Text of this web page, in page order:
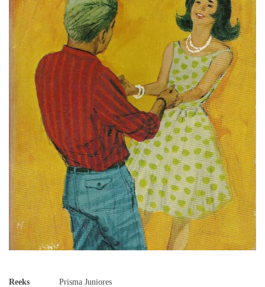
Reeks
Prisma Juniores